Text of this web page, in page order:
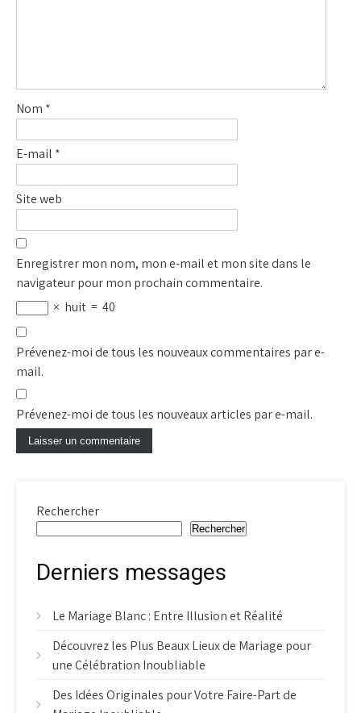
Nom *
E-mail *
Site web
Enregistrer mon nom, mon e-mail et mon site dans le
navigateur pour mon prochain commentaire.
× huit = 40
Prévenez-moi de tous les nouveaux commentaires par e-
mail.
Prévenez-moi de tous les nouveaux articles par e-mail.
Rechercher
Rechercher
Derniers messages
Le Mariage Blanc : Entre Illusion et Réalité
Découvrez les Plus Beaux Lieux de Mariage pour
une Célébration Inoubliable
Des Idées Originales pour Votre Faire-Part de